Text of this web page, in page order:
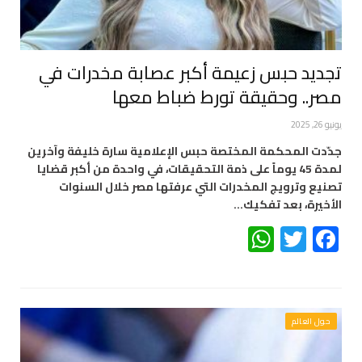
تجديد حبس زعيمة أكبر عصابة مخدرات في
مصر.. وحقيقة تورط ضباط معها
يونيو 26, 2025
جدّدت المحكمة المختصة حبس الإعلامية سارة خليفة وآخرين
لمدة 45 يوماً على ذمة التحقيقات، في واحدة من أكبر قضايا
تصنيع وترويج المخدرات التي عرفتها مصر خلال السنوات
الأخيرة، بعد تفكيك…
Facebook
Twitter
حول العالم